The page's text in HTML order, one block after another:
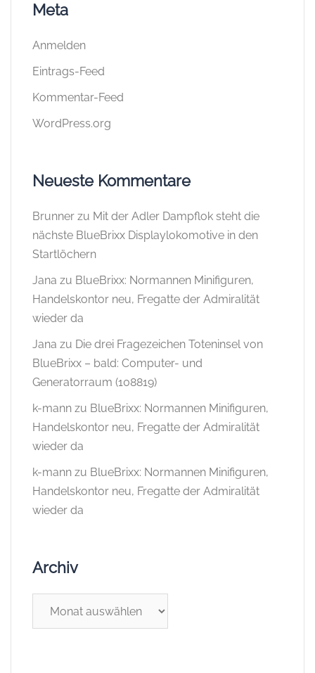
Meta
Anmelden
Eintrags-Feed
Kommentar-Feed
WordPress.org
Neueste Kommentare
Brunner zu Mit der Adler Dampflok steht die
nächste BlueBrixx Displaylokomotive in den
Startlöchern
Jana zu BlueBrixx: Normannen Minifiguren,
Handelskontor neu, Fregatte der Admiralität
wieder da
Jana zu Die drei Fragezeichen Toteninsel von
BlueBrixx – bald: Computer- und
Generatorraum (108819)
k-mann zu BlueBrixx: Normannen Minifiguren,
Handelskontor neu, Fregatte der Admiralität
wieder da
k-mann zu BlueBrixx: Normannen Minifiguren,
Handelskontor neu, Fregatte der Admiralität
wieder da
Archiv